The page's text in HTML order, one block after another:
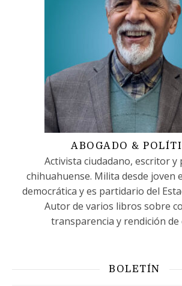
ABOGADO &
Activista ciudadano, escritor y
chihuahuense. Milita desde joven
democrática y es partidario del
Autor de varios libros sobre
transparencia y rendición de
BOLETÍN